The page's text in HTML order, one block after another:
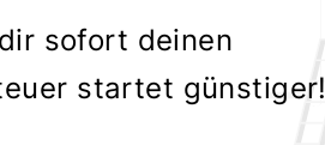
sofort deinen
startet günstiger!